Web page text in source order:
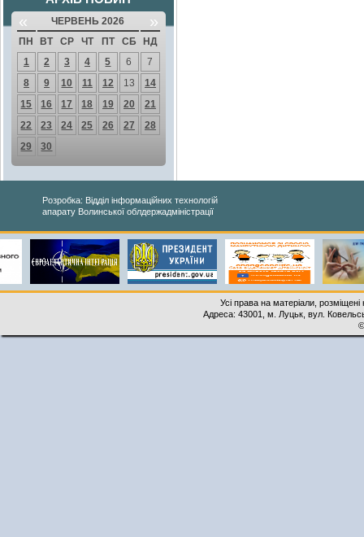
« ЧЕРВЕНЬ 2026 »
ПН ВТ СР ЧТ ПТ СБ
НД
1
2 3 4 5 6
7
8
9 10 11 12 13
14
15
16 17 18 19 20
21
22
23 24 25 26 27
28
29
30
Розробка: Відділ інформаційних технологій
апарату Волинської облдержадміністрації
Усі права на матеріали,
Адреса: 43001, м. Луцьк, вул.